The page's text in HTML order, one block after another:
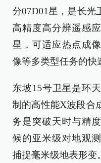
分07D01星，是长光
高精度高分辨遥感
星，可适应热点成
像等多类型任务的快
东坡15号卫星是环
制的高性能X波段合
务是突破天时与精
候的亚米级对地观
捕捉毫米级地表形变。